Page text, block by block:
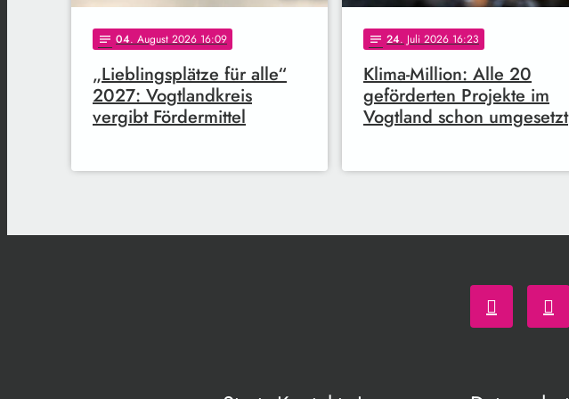
notes 04. August 2026 16:09
„Lieblingsplätze für alle“
2027: Vogtlandkreis
vergibt Fördermittel
notes 24. Juli 2026 16:23
Klima-Million: Alle 20
geförderten Projekte im
Vogtland schon umgesetzt